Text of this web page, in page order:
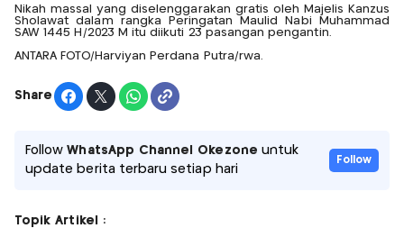
Nikah massal yang diselenggarakan gratis oleh Majelis Kanzus
Sholawat dalam rangka Peringatan Maulid Nabi Muhammad
SAW 1445 H/2023 M itu diikuti 23 pasangan pengantin.
ANTARA FOTO/Harviyan Perdana Putra/rwa.
Share
FollowWhatsApp Channel Okezone untuk
update berita terbaru setiap hari
Follow
Topik Artikel :